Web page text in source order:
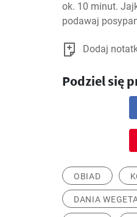
ok. 10 minut.
podawaj
Dodaj
Podziel się
OBIAD
DANIA